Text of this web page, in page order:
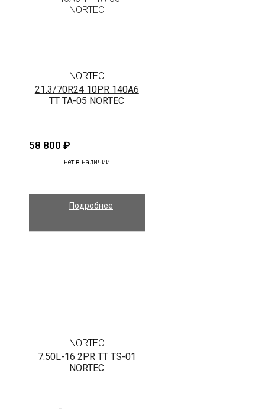
NORTEC
21.3/70R24 10PR 140A6
TT TA-05 NORTEC
58 800 ₽
нет в наличии
Подробнее
NORTEC
7.50L-16 2PR TT TS-01
NORTEC